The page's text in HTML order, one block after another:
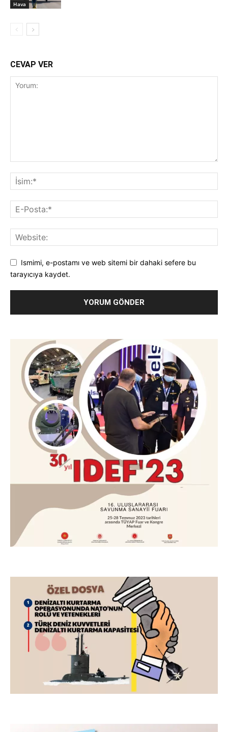
Hava
CEVAP VER
Ismimi, e-postamı ve web sitemi bir dahaki sefere bu
tarayıcıya kaydet.